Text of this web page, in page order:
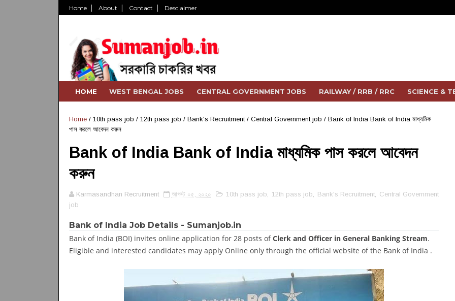
Home About Contact Desclaimer
HOME WEST BENGAL JOBS CENTRAL GOVERNMENT JOBS RAILWAY / RRB / RRC SCIENCE &
Home/ 10th pass job / 12th pass job / Bank's Recruitment/ Central Government job / Bank of India Bank of India মাধ্যমিক
পাস করলে আবেদন করুন
Bank of India Bank of India মাধ্যমিক পাস করলে আবেদন
করুন
Karmasandhan Recruitment আগস্ট ০৫, ২০২০ 10th pass job, 12th pass job, Bank's Recruitment, Central Government
job
Bank of India Job Details - Sumanjob.in
Bank of India (BOI) invites online application for 28 posts ofClerk and Officer in General Banking Stream.
Eligible and interested candidates may apply Online only through the official website of the Bank of India .